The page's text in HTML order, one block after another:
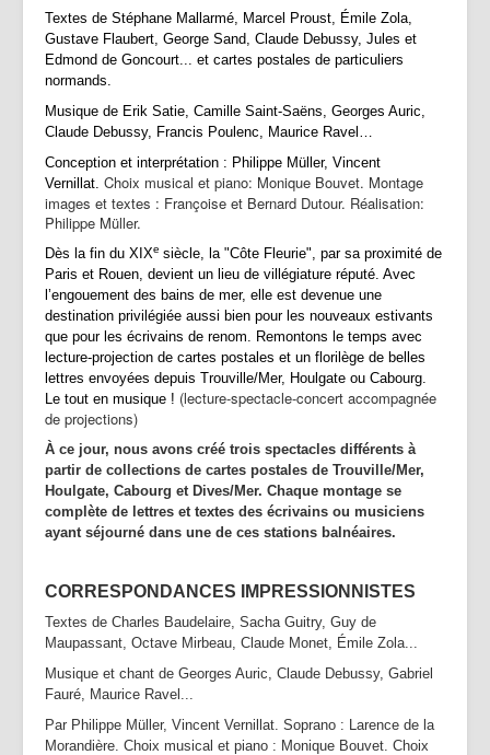
Textes de Stéphane Mallarmé, Marcel Proust, Émile Zola,
Gustave Flaubert, George Sand, Claude Debussy, Jules et
Edmond de Goncourt... et cartes postales de particuliers
normands.
Musique de Erik Satie, Camille Saint-Saëns, Georges Auric,
Claude Debussy, Francis Poulenc, Maurice Ravel…
Conception et interprétation : Philippe Müller, Vincent
Vernillat. Choix musical et piano: Monique Bouvet. Montage
images et textes : Françoise et Bernard Dutour. Réalisation:
Philippe Müller.
Dès la fin du XIXe siècle, la "Côte Fleurie", par sa proximité de
Paris et Rouen, devient un lieu de villégiature réputé. Avec
l’engouement des bains de mer, elle est devenue une
destination privilégiée aussi bien pour les nouveaux estivants
que pour les écrivains de renom. Remontons le temps avec
lecture-projection de cartes postales et un florilège de belles
lettres envoyées depuis Trouville/Mer, Houlgate ou Cabourg.
Le tout en musique ! (lecture-spectacle-concert accompagnée
de projections)
À ce jour, nous avons créé trois spectacles différents à
partir de collections de cartes postales de Trouville/Mer,
Houlgate, Cabourg et Dives/Mer. Chaque montage se
complète de lettres et textes des écrivains ou musiciens
ayant séjourné dans une de ces stations balnéaires.
CORRESPONDANCES IMPRESSIONNISTES
Textes de Charles Baudelaire, Sacha Guitry, Guy de
Maupassant, Octave Mirbeau, Claude Monet, Émile Zola...
Musique et chant de Georges Auric, Claude Debussy, Gabriel
Fauré, Maurice Ravel...
Par Philippe Müller, Vincent Vernillat. Soprano : Larence de la
Morandière. Choix musical et piano : Monique Bouvet. Choix